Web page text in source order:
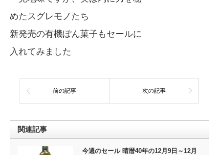
めたスグレモノたち
新発売の有機ぽん菓子もセールに
入れてみました
前の記事 次の記事
関連記事
今週のセール 晴暦40年の12月9日～12月